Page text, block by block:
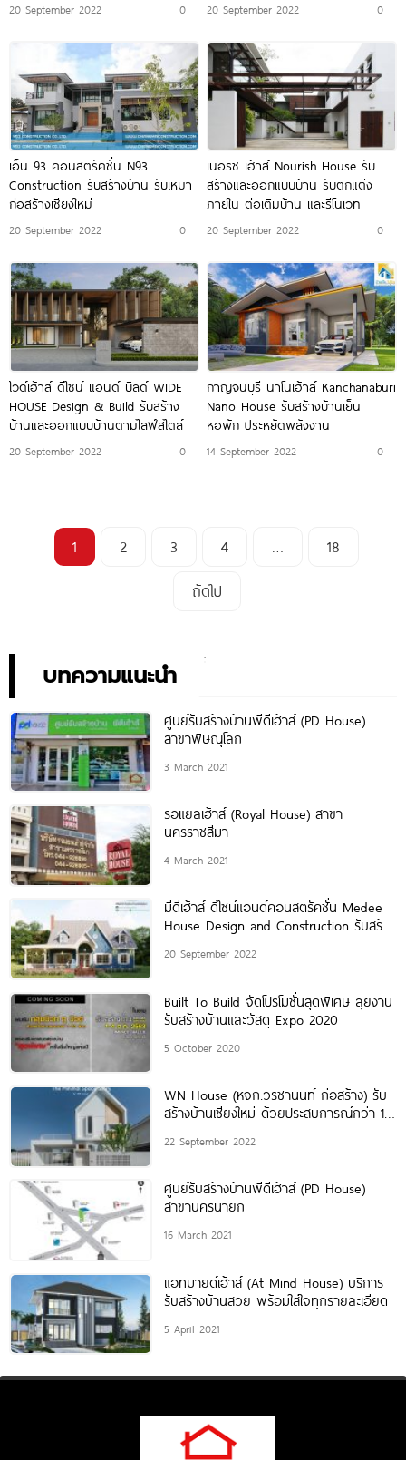
20 September 2022 0 20 September 2022 0
เอ็น 93 คอนสตรัคชั่น N93
Construction รับสร้างบ้าน รับเหมา
ก่อสร้างเชียงใหม่
20 September 2022 0
เนอริช เฮ้าส์ Nourish House รับ
สร้างและออกแบบบ้าน รับตกแต่ง
ภายใน ต่อเติมบ้าน และรีโนเวท
20 September 2022 0
ไวด์เฮ้าส์ ดีไซน์ แอนด์ บิลด์ WIDE
HOUSE Design & Build รับสร้าง
บ้านและออกแบบบ้านตามไลฟ์สไตล์
20 September 2022 0
กาญจนบุรี นาโนเฮ้าส์ Kanchanaburi
Nano House รับสร้างบ้านเย็น
หอพัก ประหยัดพลังงาน
14 September 2022 0
1 2 3 4 …
18
ถัดไป
บทความแนะนำ
ศูนย์รับสร้างบ้านพีดีเฮ้าส์ (PD House)
สาขาพิษณุโลก
3 March 2021
รอแยลเฮ้าส์ (Royal House) สาขา
นครราชสีมา
4 March 2021
มีดีเฮ้าส์ ดีไซน์แอนด์คอนสตรัคชั่น Medee
House Design and Construction รับสร้าง
20 September 2022
Built To Build จัดโปรโมชั่นสุดพิเศษ ลุยงาน
รับสร้างบ้านและวัสดุ Expo 2020
5 October 2020
WN House (หจก.วรชานนท์ ก่อสร้าง) รับ
สร้างบ้านเชียงใหม่ ด้วยประสบการณ์กว่า 17
22 September 2022
ศูนย์รับสร้างบ้านพีดีเฮ้าส์ (PD House)
สาขานครนายก
16 March 2021
แอทมายด์เฮ้าส์ (At Mind House) บริการ
รับสร้างบ้านสวย พร้อมใส่ใจทุกรายละเอียด
5 April 2021